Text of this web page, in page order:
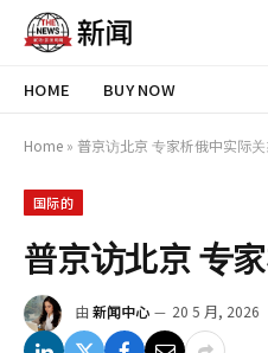
HOME BUY NOW
Home » 普京访北京 专家析俄中实际关
国际的
普京访北京 专
由 新闻中心 20 5 月, 2026